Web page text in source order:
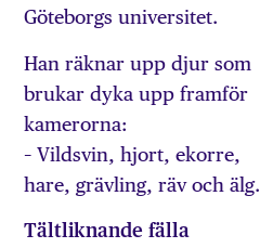
Göteborgs universitet.
Han räknar upp djur som
brukar dyka upp framför
kamerorna:
– Vildsvin, hjort, ekorre,
hare, grävling, räv och älg.
Tältliknande fälla